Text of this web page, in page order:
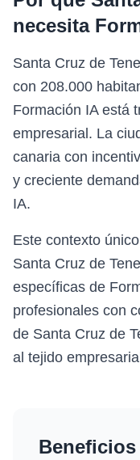
necesita
Santa Cruz de
con 208.000
Formación IA está
empresarial. La
canaria con
y creciente
IA.
Este contexto
Santa Cruz de
específicas de
profesionales con
de Santa Cruz de
al tejido
Beneficios